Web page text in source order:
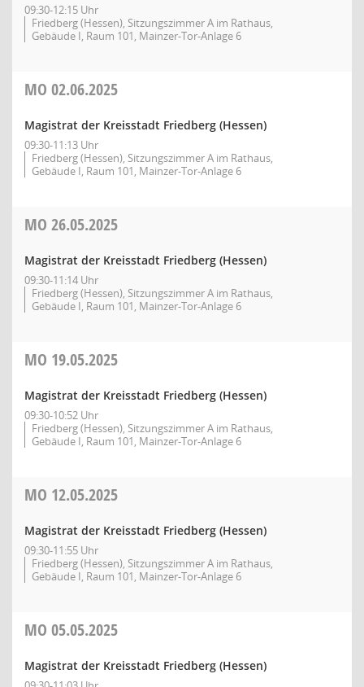
09:30-12:15 Uhr
Friedberg (Hessen), Sitzungszimmer A im Rathaus,
Gebäude I, Raum 101, Mainzer-Tor-Anlage 6
MO 02.06.2025
Magistrat der Kreisstadt Friedberg (Hessen)
09:30-11:13 Uhr
Friedberg (Hessen), Sitzungszimmer A im Rathaus,
Gebäude I, Raum 101, Mainzer-Tor-Anlage 6
MO 26.05.2025
Magistrat der Kreisstadt Friedberg (Hessen)
09:30-11:14 Uhr
Friedberg (Hessen), Sitzungszimmer A im Rathaus,
Gebäude I, Raum 101, Mainzer-Tor-Anlage 6
MO 19.05.2025
Magistrat der Kreisstadt Friedberg (Hessen)
09:30-10:52 Uhr
Friedberg (Hessen), Sitzungszimmer A im Rathaus,
Gebäude I, Raum 101, Mainzer-Tor-Anlage 6
MO 12.05.2025
Magistrat der Kreisstadt Friedberg (Hessen)
09:30-11:55 Uhr
Friedberg (Hessen), Sitzungszimmer A im Rathaus,
Gebäude I, Raum 101, Mainzer-Tor-Anlage 6
MO 05.05.2025
Magistrat der Kreisstadt Friedberg (Hessen)